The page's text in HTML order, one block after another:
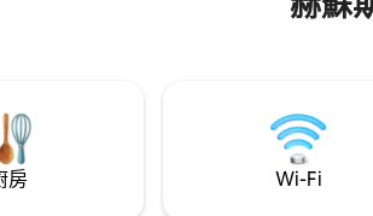
Gym and pool in the
for work or vacation, as
feel at home.
Histórico de
他： Therma、
廳和有線電視。
房 Wi-Fi